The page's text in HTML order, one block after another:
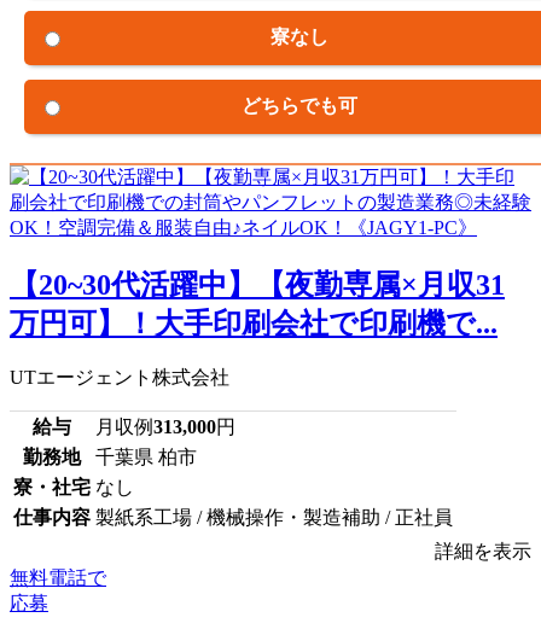
寮なし
どちらでも可
【20~30代活躍中】【夜勤専属×月収31
万円可】！大手印刷会社で印刷機で...
UTエージェント株式会社
給与 月収例313,000円
勤務地
千葉県 柏市
寮・社宅 なし
仕事内容 製紙系工場 / 機械操作・製造補助 / 正社員
詳細を表示
無料電話で
応募